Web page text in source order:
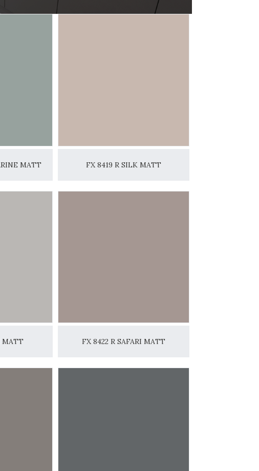
MATT FX 8419 R SILK MATT
MATT FX 8422 R SAFARI MATT